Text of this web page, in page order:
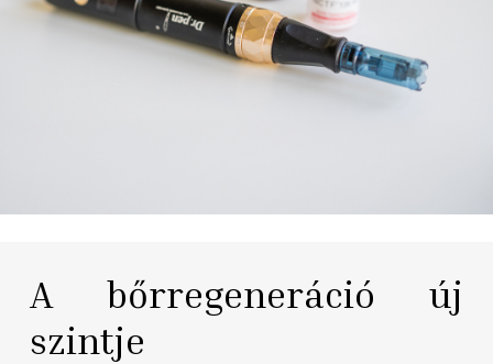
A bőrregeneráció új
szintje